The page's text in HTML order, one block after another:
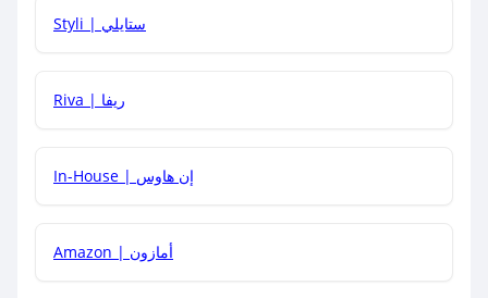
هل يمكنني جمع كود خصم مع العروض الأخرى؟
Styli | ستايلي
Riva | ريفا
In-House | إن هاوس
Amazon | أمازون